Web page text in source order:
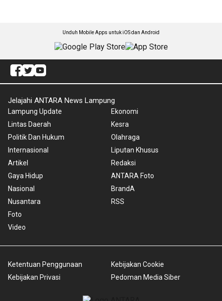
Unduh Mobile Apps untuk iOS dan Android
Jelajahi ANTARA News Lampung
Lampung Update
Lintas Daerah
Politik Dan Hukum
Internasional
Artikel
Gaya Hidup
Nasional
Nusantara
Foto
Video
Ekonomi
Kesra
Olahraga
Liputan Khusus
Redaksi
ANTARA Foto
BrandA
RSS
Ketentuan Penggunaan
Kebijakan Privasi
Kebijakan Cookie
Pedoman Media Siber